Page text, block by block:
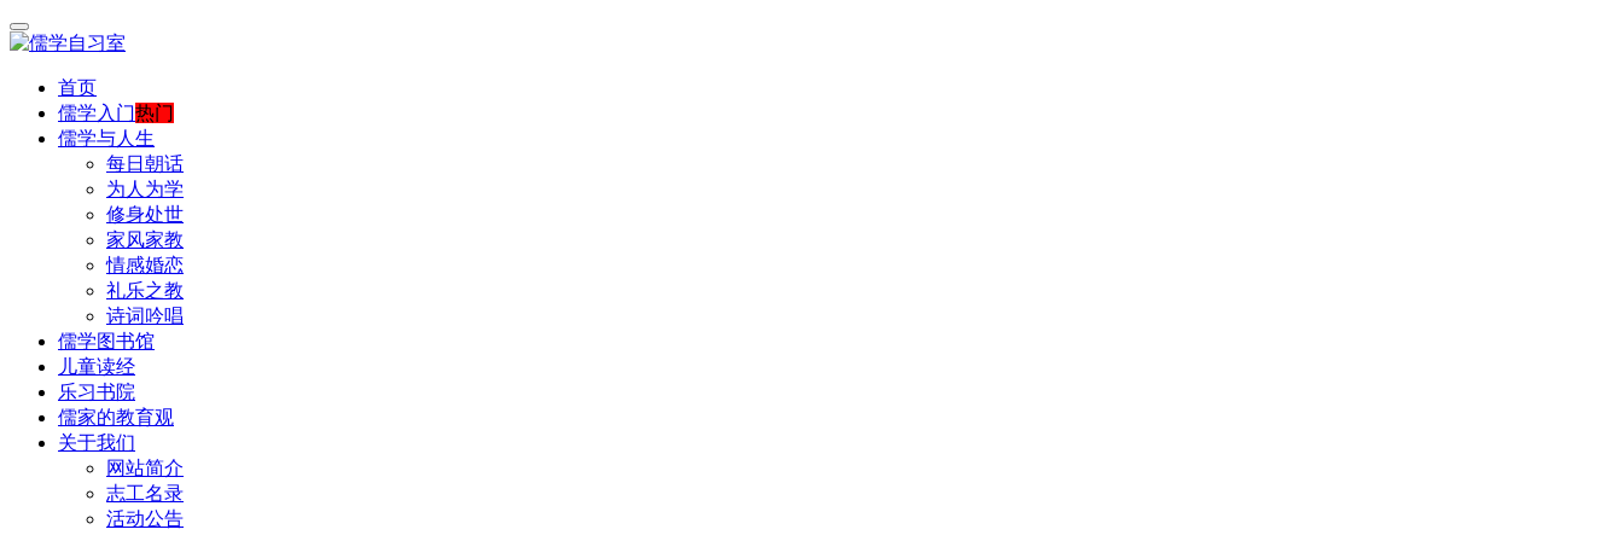
首页
儒学入门热门
儒学与人生
每日朝话
为人为学
修身处世
家风家教
情感婚恋
礼乐之教
诗词吟唱
儒学图书馆
儿童读经
乐习书院
儒家的教育观
关于我们
网站简介
志工名录
活动公告